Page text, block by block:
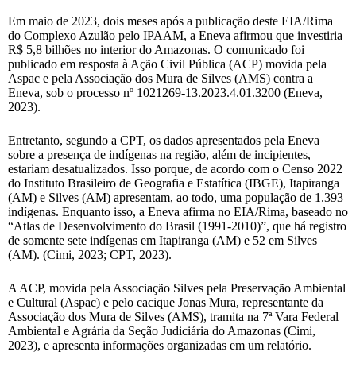
Em maio de 2023, dois meses após a publicação deste EIA/Rima
do Complexo Azulão pelo IPAAM, a Eneva afirmou que investiria
R$ 5,8 bilhões no interior do Amazonas. O comunicado foi
publicado em resposta à Ação Civil Pública (ACP) movida pela
Aspac e pela Associação dos Mura de Silves (AMS) contra a
Eneva, sob o processo nº 1021269-13.2023.4.01.3200 (Eneva,
2023).
Entretanto, segundo a CPT, os dados apresentados pela Eneva
sobre a presença de indígenas na região, além de incipientes,
estariam desatualizados. Isso porque, de acordo com o Censo 2022
do Instituto Brasileiro de Geografia e Estatítica (IBGE), Itapiranga
(AM) e Silves (AM) apresentam, ao todo, uma população de 1.393
indígenas. Enquanto isso, a Eneva afirma no EIA/Rima, baseado no
“Atlas de Desenvolvimento do Brasil (1991-2010)”, que há registro
de somente sete indígenas em Itapiranga (AM) e 52 em Silves
(AM). (Cimi, 2023; CPT, 2023).
A ACP, movida pela Associação Silves pela Preservação Ambiental
e Cultural (Aspac) e pelo cacique Jonas Mura, representante da
Associação dos Mura de Silves (AMS), tramita na 7ª Vara Federal
Ambiental e Agrária da Seção Judiciária do Amazonas (Cimi,
2023), e apresenta informações organizadas em um relatório.